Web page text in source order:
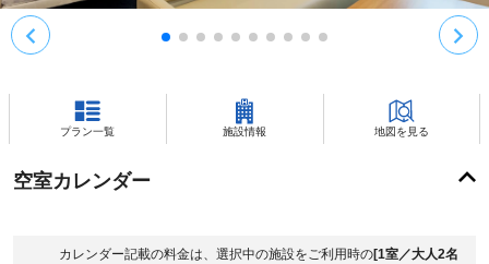
プラン一覧 施設情報 地図を見る
空室カレンダー
カレンダー記載の料金は、選択中の施設をご利用時の[1室／大人2名